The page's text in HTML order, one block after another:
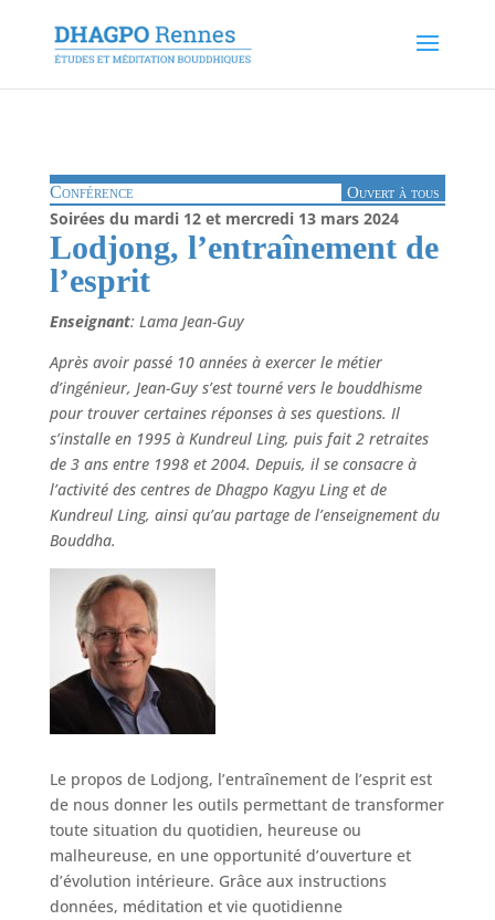
Conférence Ouvert à tous
Soirées du mardi 12 et mercredi 13 mars 2024
Lodjong, l’entraînement de
l’esprit
Enseignant: Lama Jean-Guy
Après avoir passé 10 années à exercer le métier
d’ingénieur, Jean-Guy s’est tourné vers le bouddhisme
pour trouver certaines réponses à ses questions. Il
s’installe en 1995 à Kundreul Ling, puis fait 2 retraites
de 3 ans entre 1998 et 2004. Depuis, il se consacre à
l’activité des centres de Dhagpo Kagyu Ling et de
Kundreul Ling, ainsi qu’au partage de l’enseignement du
Bouddha.
Le propos de Lodjong, l’entraînement de l’esprit est
de nous donner les outils permettant de transformer
toute situation du quotidien, heureuse ou
malheureuse, en une opportunité d’ouverture et
d’évolution intérieure. Grâce aux instructions
données, méditation et vie quotidienne